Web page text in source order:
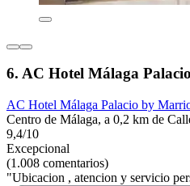
6. AC Hotel Málaga
AC Hotel Málaga Palacio by
Centro de Málaga, a 0,2 km de
9,4/10
Excepcional
(1.008 comentarios)
"Ubicacion , atencion y servicio